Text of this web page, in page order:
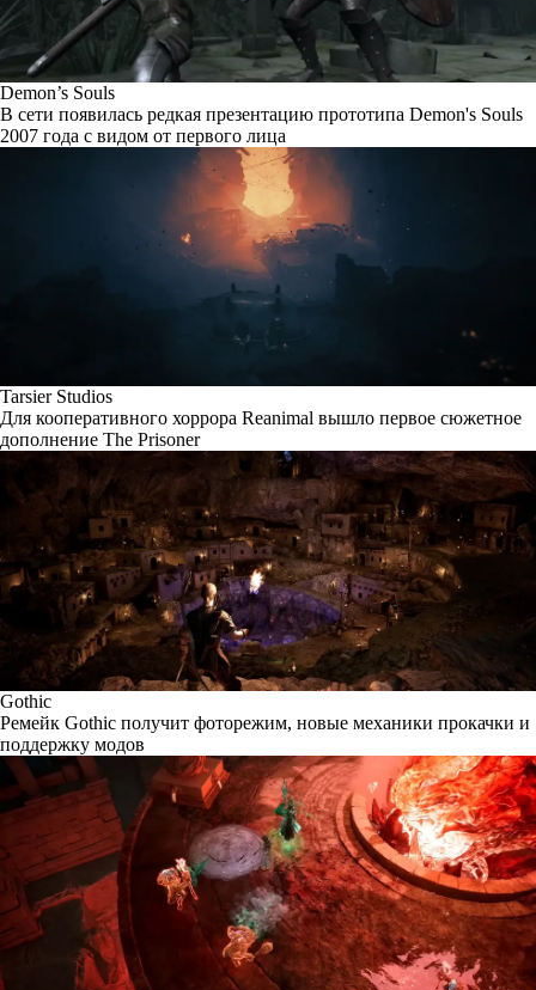
Demon’s Souls
В сети появилась редкая презентацию прототипа Demon's Souls
2007 года с видом от первого лица
Tarsier Studios
Для кооперативного хоррора Reanimal вышло первое сюжетное
дополнение The Prisoner
Gothic
Ремейк Gothic получит фоторежим, новые механики прокачки и
поддержку модов